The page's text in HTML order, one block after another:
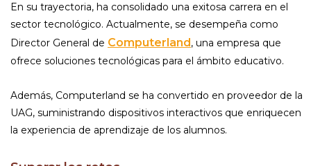
En su trayectoria, ha consolidado una exitosa carrera en el
sector tecnológico. Actualmente, se desempeña como
Director General de Computerland, una empresa que
ofrece soluciones tecnológicas para el ámbito educativo.
Además, Computerland se ha convertido en proveedor de la
UAG, suministrando dispositivos interactivos que enriquecen
la experiencia de aprendizaje de los alumnos.